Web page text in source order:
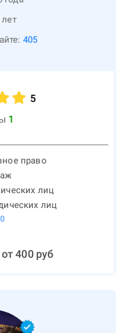
лет
405
5
1
право
лиц
лиц
от400руб